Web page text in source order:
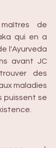
de
qui en a
l'Ayurveda
avant JC
des
maladies
puissent se